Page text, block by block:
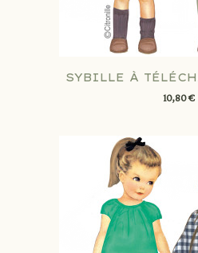
SYBILLE À
10,80 €